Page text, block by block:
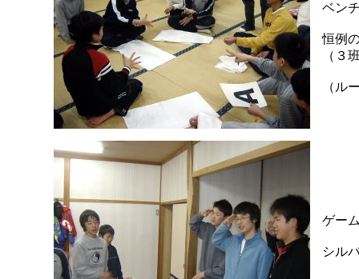
ベン
恒例
（３
（ル
ゲー
シル